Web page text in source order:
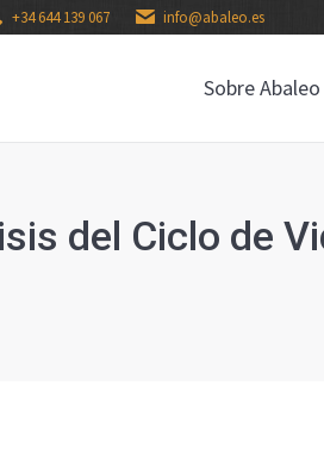
+34 644 139 067 info@abaleo.es
Sobre Abaleo
del Ciclo de